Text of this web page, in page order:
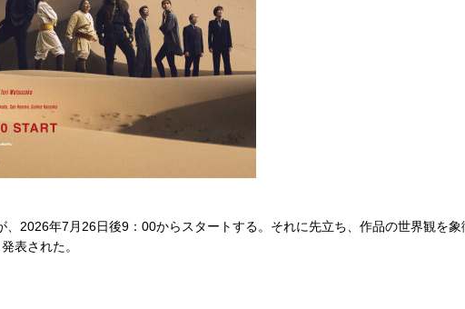
2026年7月26日後9：00からスタートする。それに先立ち、作品の世界観を
表された。